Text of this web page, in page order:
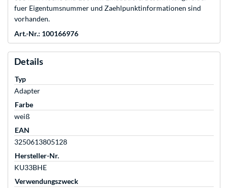
fuer Eigentumsnummer und Zaehlpunktinformationen sind
vorhanden.
Art.-Nr.: 100166976
Details
Typ
Adapter
Farbe
weiß
EAN
3250613805128
Hersteller-Nr.
KU33BHE
Verwendungszweck